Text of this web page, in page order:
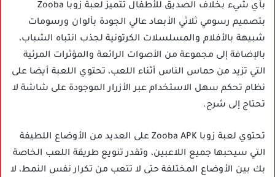
بأي شيء بخلاف الصديق للأطفال تتميز لعبة زوبا Zooba
بتصميم رسومي ثلاثي الأبعاد عالي الجودة بألوان ورسومات
شبيهة بالأفلام والمسلسلات الكرتونية لجذب انتباه الشباب،
بالإضافة إلى مجموعة من الأصوات الرائعة والمؤثرات المرئية
التي تزيد من حماس الناس أثناء اللعب، تحتوي اللعبة أيضا على
نظام تحكم سهل الاستخدام عبر الأزرار الموجودة على شاشة لا
تحتاج إلى شرح.
تحتوي لعبة زوبا Zooba APK على العديد من الأوضاع اللطيفة
التي سيحبها جميع اللاعبين، وتقدر تنويع طريقة اللعب الخاصة
بك بين الأوضاع المختلفة حتى لا تتعب من تكرار نفس النمط، لا